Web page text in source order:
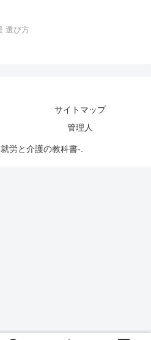
選び方
サイトマップ
管理人
労と介護の教科書-.